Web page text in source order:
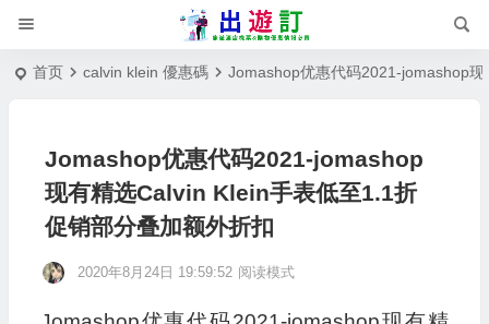
首页 calvin klein 優惠碼 Jomashop优惠代码2021-jomashop
Jomashop优惠代码2021-jomashop
现有精选Calvin Klein手表低至1.1折
促销部分叠加额外折扣
2020年8月24日 19:59:52 阅读模式